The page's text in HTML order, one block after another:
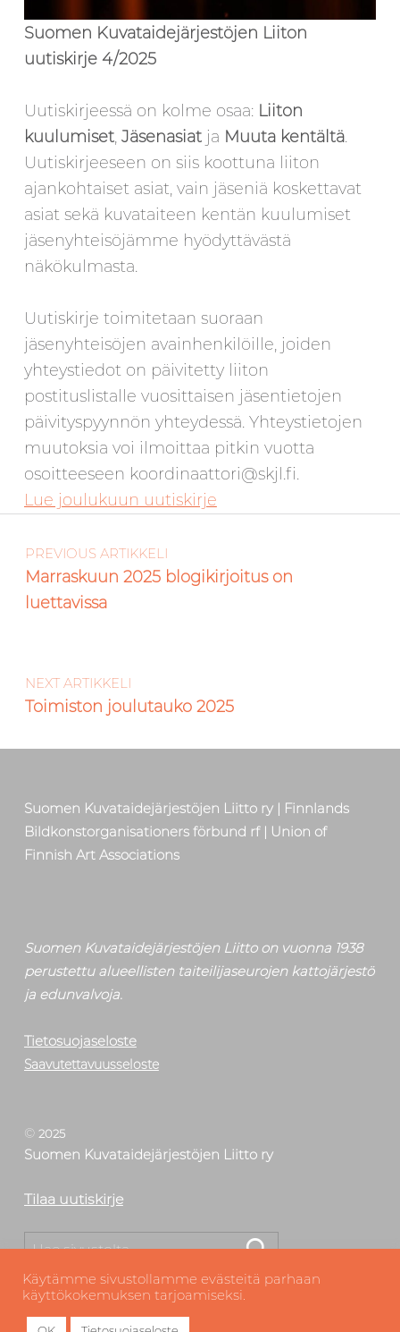
Suomen Kuvataidejärjestöjen Liiton
uutiskirje 4/2025
Uutiskirjeessä on kolme osaa:Liiton
kuulumiset, Jäsenasiatja Muuta kentältä.
Uutiskirjeeseen on siis koottuna liiton
ajankohtaiset asiat, vain jäseniä koskettavat
asiat sekä kuvataiteen kentän kuulumiset
jäsenyhteisöjämme hyödyttävästä
näkökulmasta.
Uutiskirje toimitetaan suoraan
jäsenyhteisöjen avainhenkilöille, joiden
yhteystiedot on päivitetty liiton
postituslistalle vuosittaisen jäsentietojen
päivityspyynnön yhteydessä. Yhteystietojen
muutoksia voi ilmoittaa pitkin vuotta
osoitteeseen koordinaattori@skjl.fi.
Lue joulukuun uutiskirje
Skip back to main navigation
Artikkelien selaus
PREVIOUS ARTIKKELI
Marraskuun 2025 blogikirjoitus on
luettavissa
NEXT ARTIKKELI
Toimiston joulutauko 2025
Suomen Kuvataidejärjestöjen Liitto ry | Finnlands
Bildkonstorganisationers förbund rf | Union of
Finnish Art Associations
Suomen Kuvataidejärjestöjen Liitto on vuonna 1938
perustettu alueellisten taiteilijaseurojen kattojärjestö
ja edunvalvoja.
Tietosuojaseloste
Saavutettavuusseloste
© 2025
Suomen Kuvataidejärjestöjen Liitto ry
Tilaa uutiskirje
Etsi
Käytämme sivustollamme evästeitä parhaan
käyttökokemuksen tarjoamiseksi.